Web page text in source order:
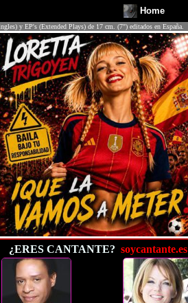
Home
y EP's (Extended Plays) de 17 cm. (7") editados en España.
¿ERES CANTANTE? soycantante.es